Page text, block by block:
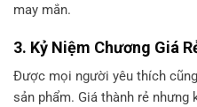
may mắn.
3. Kỷ Niệm Chương Giá
Được mọi người yêu thích
sản phẩm. Giá thành rẻ